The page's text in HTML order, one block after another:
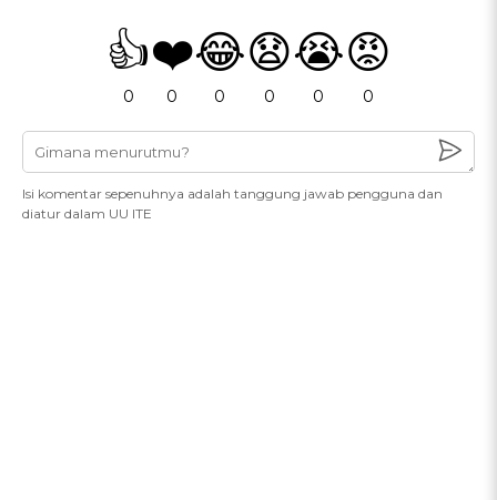
👍
0
❤️
0
😂
0
😧
0
😭
0
😡
0
Isi komentar sepenuhnya adalah tanggung jawab pengguna dan
diatur dalam UU ITE